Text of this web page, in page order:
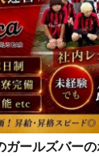
ガールズバー